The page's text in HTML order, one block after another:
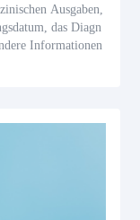
Ausgaben,
das Diagn
Informationen